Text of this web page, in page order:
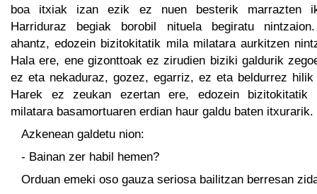
boa itxiak izan ezik ez nuen besterik marrazten
Harriduraz begiak borobil nituela begiratu
ahantz, edozein bizitokitatik mila milatara aurkitzen
Hala ere, ene gizonttoak ez zirudien biziki galdurik
ez eta nekaduraz, gozez, egarriz, ez eta beldurrez hilik
Harek ez zeukan ezertan ere, edozein bizitokitatik
milatara basamortuaren erdian haur galdu baten itxurarik.
Azkenean galdetu nion:
- Bainan zer habil hemen?
Orduan emeki oso gauza seriosa bailitzan berresan